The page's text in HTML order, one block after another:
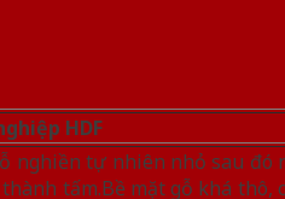
HDF
nghiền tự nhiên nhỏ sau đó
tấm.Bề mặt gỗ khá thô,